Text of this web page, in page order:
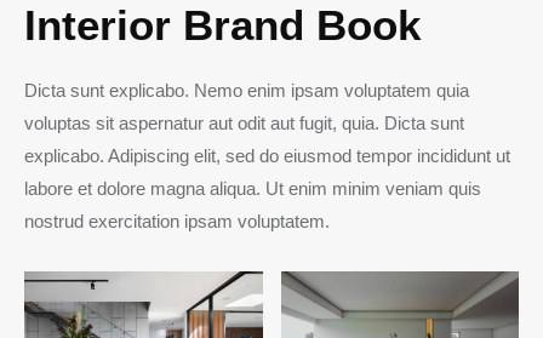
Interior Brand Book
Dicta sunt explicabo. Nemo enim ipsam voluptatem quia
voluptas sit aspernatur aut odit aut fugit, quia. Dicta sunt
explicabo. Adipiscing elit, sed do eiusmod tempor incididunt ut
labore et dolore magna aliqua. Ut enim minim veniam quis
nostrud exercitation ipsam voluptatem.